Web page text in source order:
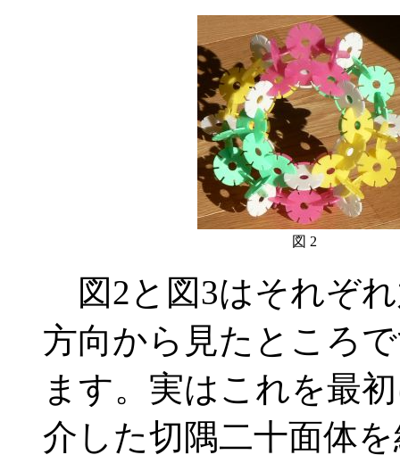
図 2
図2と図3はそれぞ
方向から見たところ
ます。実はこれを最
介した切隅二十面体